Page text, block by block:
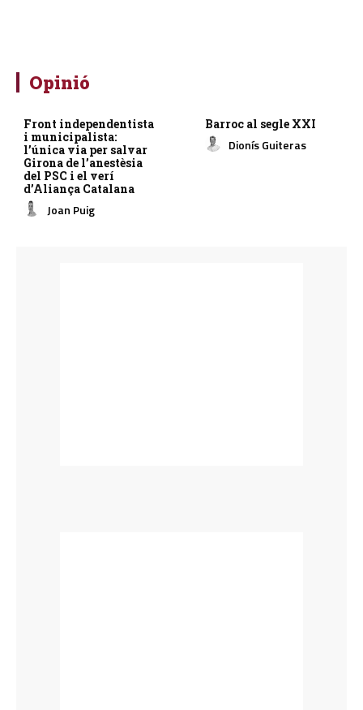
Opinió
Front independentista
i municipalista:
l’única via per salvar
Girona de l’anestèsia
del PSC i el verí
d’Aliança Catalana
Joan Puig
Barroc al segle XXI
Dionís Guiteras